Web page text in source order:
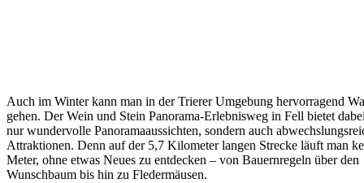
Auch im Winter kann man in der Trierer Umgebung hervorragend
gehen. Der Wein und Stein Panorama-Erlebnisweg in Fell bietet
nur wundervolle Panoramaaussichten, sondern auch
Attraktionen. Denn auf der 5,7 Kilometer langen Strecke läuft man
Meter, ohne etwas Neues zu entdecken – von Bauernregeln über den
Wunschbaum bis hin zu Fledermäusen.